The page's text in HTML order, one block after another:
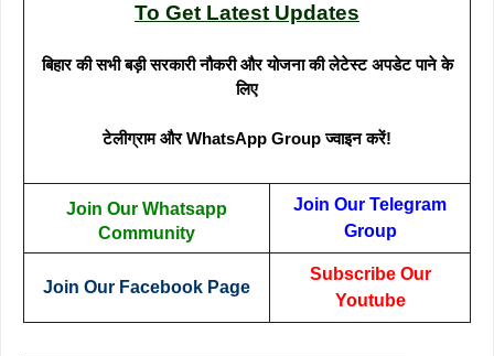
To Get Latest Updates
बिहार की सभी बड़ी सरकारी नौकरी और योजना की लेटेस्ट अपडेट पाने के
लिए
टेलीग्राम और WhatsApp Group ज्वाइन करें!
Join Our Whatsapp
Community
Join Our Telegram
Group
Join Our Facebook Page
Subscribe Our
Youtube